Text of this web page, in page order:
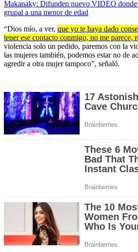
Makanaky: Difunden nuevo VIDEO
grupal a una menor de edad
“Dios mío, a ver, que yo te haya dado
tener ese contacto conmigo, no me parece,
violencia solo un pedido, paremos con la
las mujeres también, podemos estar no de
agredir a otra mujer tampoco”, señaló.